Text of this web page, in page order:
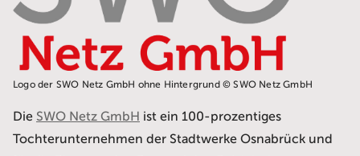
Logo der SWO Netz GmbH ohne Hintergrund © SWO Netz GmbH
Die SWO Netz GmbH ist ein 100-prozentiges
Tochterunternehmen der Stadtwerke Osnabrück und